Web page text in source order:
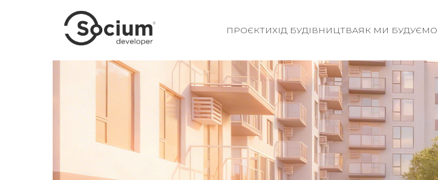
ПРОЄКТИХІД БУДІВНИЦТВАЯК МИ БУДУЄМО